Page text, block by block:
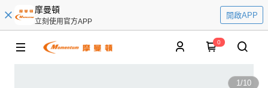
摩曼頓
立刻使用官方APP
開啟APP
0
1/10